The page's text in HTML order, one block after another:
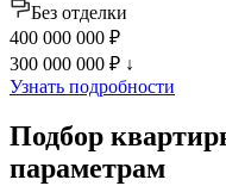
Без отделки
400 000 000 ₽
300 000 000 ₽ ↓
Узнать подробности
Подбор
параметрам